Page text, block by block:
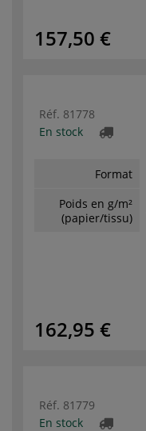
157,50 €
Réf. 81778
En stock
Format
Poids en g/m²
(papier/tissu)
162,95 €
Réf. 81779
En stock